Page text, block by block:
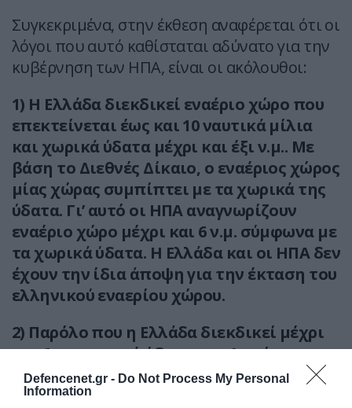
Defencenet.gr - Do Not Process My Personal
Information
Συγκεκριμένα, στην έκθεση αναφέρεται ότι οι
λόγοι που αυτό καθίσταται αδύνατο για την
κυβέρνηση των ΗΠΑ, είναι οι ακόλουθοι:
1) Η Ελλάδα διεκδικεί εναέριο χώρο που
επεκτείνεται έως και 10 ναυτικά μίλια
και χωρικά ύδατα μέχρι και έξι ν.μ.. Με
βάση το Διεθνές Δίκαιο, ο εναέριος χώρος
μίας χώρας συμπίπτει με τα χωρικά της
ύδατα. Γι’ αυτό οι ΗΠΑ αναγνωρίζουν
εναέριο χώρο μέχρι και 6 ν.μ. σύμφωνα με
τα χωρικά ύδατα. Η Ελλάδα και οι ΗΠΑ δεν
έχουν την ίδια άποψη για την έκταση του
ελληνικού εναερίου χώρου.
2) Παρόλο που η Ελλάδα διεκδικεί μέχρι
και 6 ν.μ. χωρικά ύδατα στο Αιγαίο, η
χώρα και οι γείτονές της δεν έχουν
συμφωνήσει σε συνοριακή οριοθέτηση